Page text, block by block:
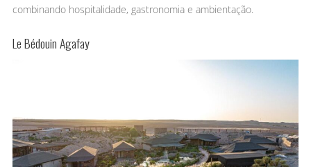
combinando hospitalidade, gastronomia e ambientação.
Le Bédouin Agafay